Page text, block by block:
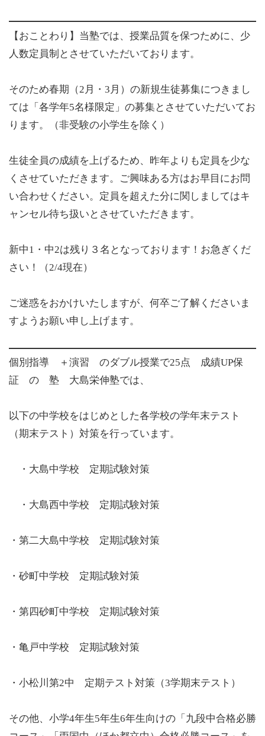
【おことわり】当塾では、授業品質を保つために、少
人数定員制とさせていただいております。
そのため春期（2月・3月）の新規生徒募集につきまし
ては 「各学年5名様限定」 の募集とさせていただいてお
ります。（非受験の小学生を除く）
生徒全員の成績を上げるため、昨年よりも定員を少な
くさせていただきます。ご興味ある方はお早目にお問
い合わせください。定員を超えた分に関しましてはキ
ャンセル待ち扱いとさせていただきます。
新中1・中2は残り３名となっております！お急ぎくだ
さい！（2/4現在）
ご迷惑をおかけいたしますが、何卒ご了解くださいま
すようお願い申し上げます。
個別指導 ＋演習 のダブル授業で25点 成績UP保
証 の 塾 大島栄伸塾では、
以下の中学校をはじめとした各学校の学年末テスト
（期末テスト）対策を行っています。
・大島中学校 定期試験対策
・大島西中学校 定期試験対策
・第二大島中学校 定期試験対策
・砂町中学校 定期試験対策
・第四砂町中学校 定期試験対策
・亀戸中学校 定期試験対策
・小松川第2中 定期テスト対策（3学期末テスト）
その他、小学4年生5年生6年生向けの「九段中合格必勝